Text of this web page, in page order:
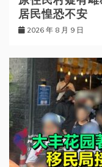
居民惶恐不安
2026 年 8 月 9 日